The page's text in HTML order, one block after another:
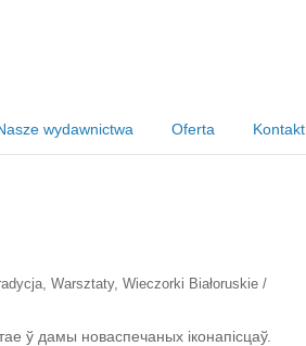
wydawnictwa Oferta Kontakt
, Warsztaty, Wieczorki Białoruskie /
ў дамы новаспечаных іконапісцаў.